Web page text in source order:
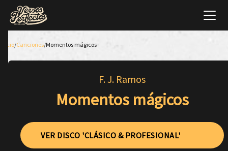
Inicio/Canciones/Momentos mágicos
F. J. Ramos
Momentos mágicos
VER DISCO 'CLÁSICO & PROFESIONAL'